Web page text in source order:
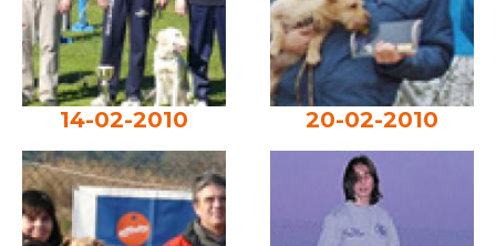
14-02-2010 20-02-2010